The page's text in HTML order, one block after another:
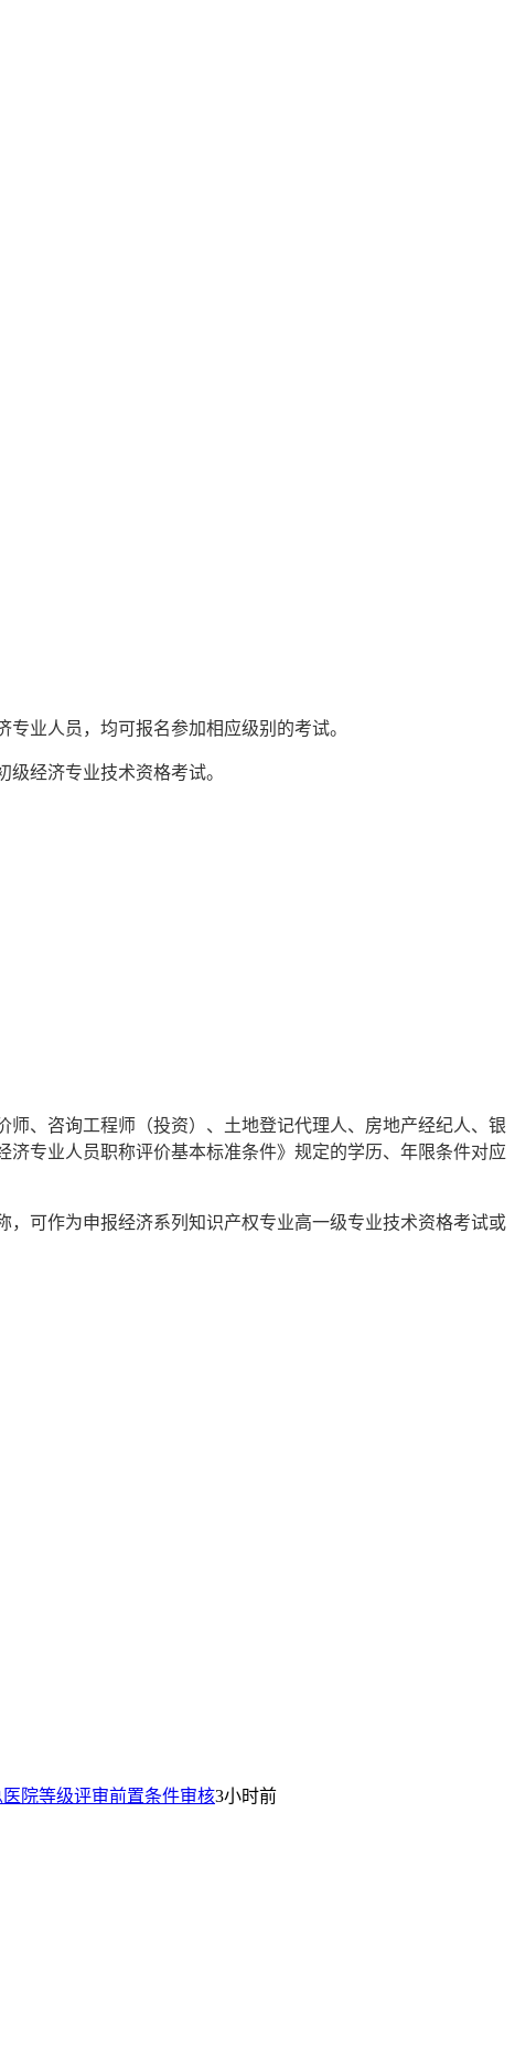
业人员，均可报名参加相应级别的考试。
经济专业技术资格考试。
、咨询工程师（投资）、土地登记代理人、房地产经纪人、银
专业人员职称评价基本标准条件》规定的学历、年限条件对应
可作为申报经济系列知识产权专业高一级专业技术资格考试或
院等级评审前置条件审核3小时前